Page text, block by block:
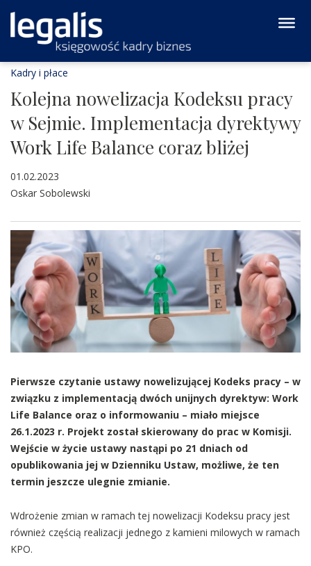
Kadry i płace
Kolejna nowelizacja Kodeksu pracy
w Sejmie. Implementacja dyrektywy
Work Life Balance coraz bliżej
01.02.2023
Oskar Sobolewski
Pierwsze czytanie ustawy nowelizującej Kodeks pracy – w
związku z implementacją dwóch unijnych dyrektyw: Work
Life Balance oraz o informowaniu – miało miejsce
26.1.2023 r. Projekt został skierowany do prac w Komisji.
Wejście w życie ustawy nastąpi po 21 dniach od
opublikowania jej w Dzienniku Ustaw, możliwe, że ten
termin jeszcze ulegnie zmianie.
Wdrożenie zmian w ramach tej nowelizacji Kodeksu pracy jest
również częścią realizacji jednego z kamieni milowych w ramach
KPO.